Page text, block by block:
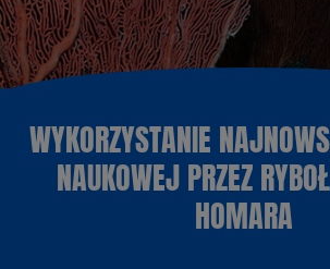
WYKORZYSTANIE
NAUKOWEJ PRZEZ
HOMARA